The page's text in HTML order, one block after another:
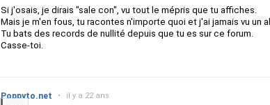
Si j'osais, je dirais "sale con", vu tout le mépris que tu affiches.
Mais je m'en fous, tu racontes n'importe quoi et j'ai jamais vu un
Tu bats des records de nullité depuis que tu es sur ce forum.
Casse-toi.
Poppyto.net • il y a 22 ans